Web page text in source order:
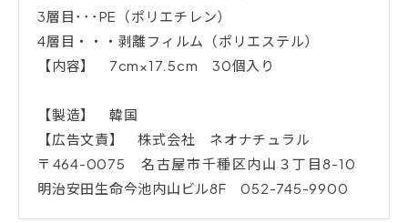
3層目･･･PE（ポリエチレン）
4層目・・・剥離フィルム（ポリエステル）
【内容】 7cm×17.5cm 30個入り
【製造】 韓国
【広告文責】 株式会社 ネオナチュラル
〒464-0075 名古屋市千種区内山３丁目8-10
明治安田生命今池内山ビル8F 052-745-9900